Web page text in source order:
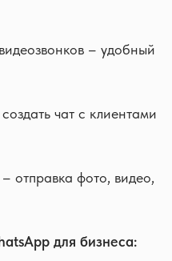
– удобный
чат с клиентами
отправка фото, видео,
для бизнеса: